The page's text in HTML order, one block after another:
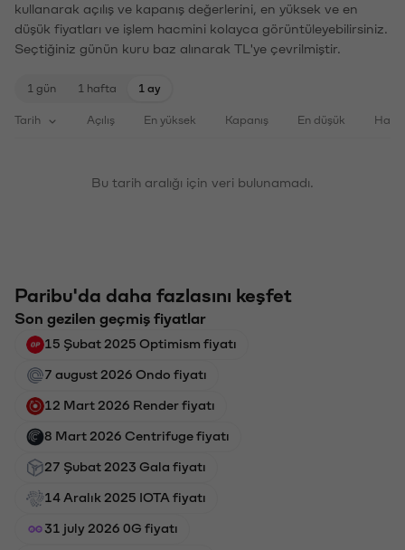
kullanarak açılış ve kapanış değerlerini, en yüksek ve en
düşük fiyatları ve işlem hacmini kolayca görüntüleyebilirsiniz.
Seçtiğiniz günün kuru baz alınarak TL'ye çevrilmiştir.
1 gün 1 hafta 1 ay
Tarih Açılış En yüksek Kapanış En düşük
Bu tarih aralığı için veri bulunamadı.
Paribu'da daha fazlasını keşfet
Son gezilen geçmiş fiyatlar
15 Şubat 2025 Optimism fiyatı
7 august 2026 Ondo fiyatı
12 Mart 2026 Render fiyatı
8 Mart 2026 Centrifuge fiyatı
27 Şubat 2023 Gala fiyatı
14 Aralık 2025 IOTA fiyatı
31 july 2026 0G fiyatı